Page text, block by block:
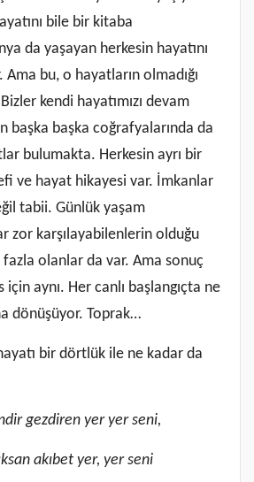
bile bir kitaba
da yaşayan herkesin hayatını
bu, o hayatların olmadığı
kendi hayatımızı devam
başka başka coğrafyalarında da
bulumakta. Herkesin ayrı bir
ve hayat hikayesi var. İmkanlar
tabii. Günlük yaşam
zor karşılayabilenlerin olduğu
olanlar da var. Ama sonuç
aynı. Her canlı başlangıçta ne
dönüşüyor. Toprak…
bir dörtlük ile ne kadar da
gezdiren yer yer seni,
akıbet yer, yer seni